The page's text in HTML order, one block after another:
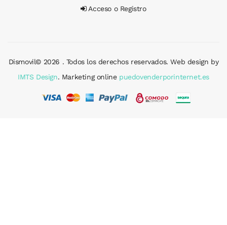
Acceso o Registro
Dismovil© 2026 . Todos los derechos reservados. Web design by
IMTS Design. Marketing online puedovenderporinternet.es